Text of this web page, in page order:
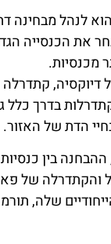
לנהל מבחינה
את הכנסייה
מכנסיות.
דיוקסיה,
בדרך
הדת של האזור.
בין
והקתדרלה של
שלה,